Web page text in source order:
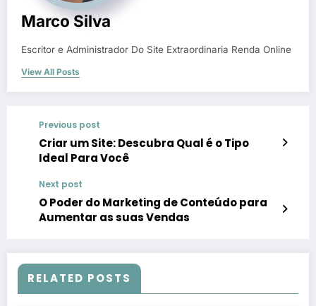
Marco Silva
Escritor e Administrador Do Site Extraordinaria Renda Online
View All Posts
Previous post
Criar um Site: Descubra Qual é o Tipo
Ideal Para Você
Next post
O Poder do Marketing de Conteúdo para
Aumentar as suas Vendas
RELATED POSTS